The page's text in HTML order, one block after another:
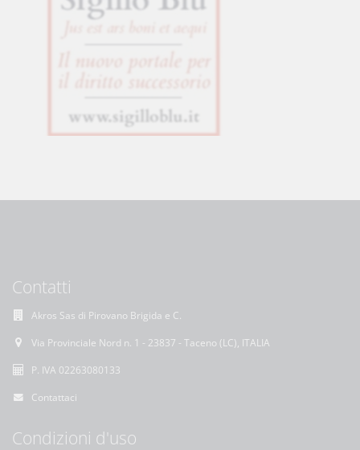
Contatti
Akros Sas di Pirovano Brigida e C.
Via Provinciale Nord n. 1 - 23837 - Taceno (LC), ITALIA
P. IVA 02263080133
Contattaci
Condizioni d'uso